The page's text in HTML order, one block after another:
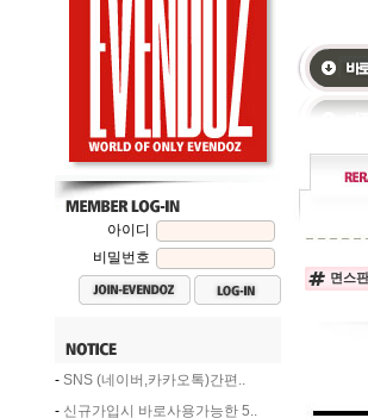
아이디
비밀번호
- SNS (네이버,카카오톡)간편..
- 신규가입시 바로사용가능한 5..
면스판